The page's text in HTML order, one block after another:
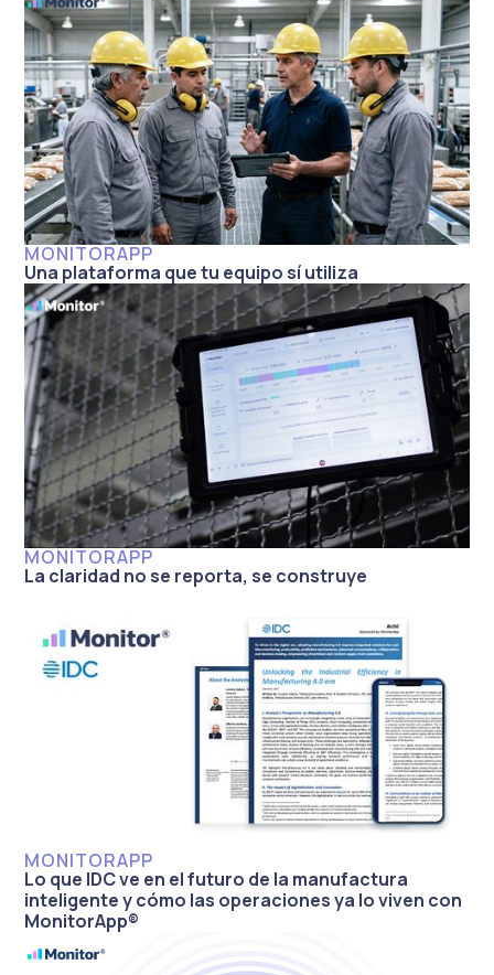
MONITORAPP
Una plataforma que tu equipo sí utiliza
MONITORAPP
La claridad no se reporta, se construye
MONITORAPP
Lo que IDC ve en el futuro de la manufactura
inteligente y cómo las operaciones ya lo viven con
MonitorApp®